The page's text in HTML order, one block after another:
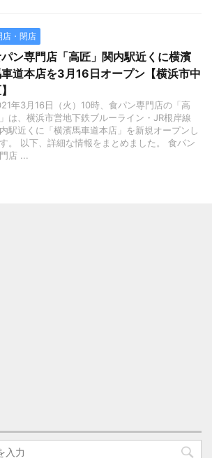
店・閉店
ン専門店「高匠」関内駅近くに横濱
道本店を3月16日オープン【横浜市中
年3月16日（火）10時、食パン専門店の「高
は、横浜市営地下鉄ブルーライン・JR根岸線
駅近くに「横濱馬車道本店」を新規オープンし
。 以下、詳細な情報をまとめました。 食パン
店 ...